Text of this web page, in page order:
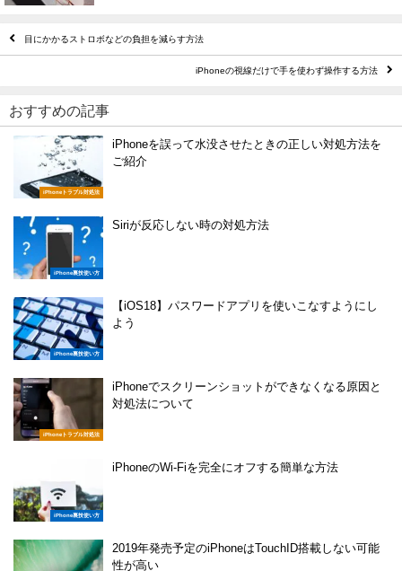
目にかかるストロボなどの負担を減らす方法
iPhoneの視線だけで手を使わず操作する方法
おすすめの記事
iPhoneトラブル対処法
iPhoneを誤って水没させたときの正しい対処方法を
ご紹介
iPhone裏技使い方
Siriが反応しない時の対処方法
iPhone裏技使い方
【iOS18】パスワードアプリを使いこなすようにし
よう
iPhoneトラブル対処法
iPhoneでスクリーンショットができなくなる原因と
対処法について
iPhone裏技使い方
iPhoneのWi-Fiを完全にオフする簡単な方法
2019年発売予定のiPhoneはTouchID搭載しない可能
性が高い